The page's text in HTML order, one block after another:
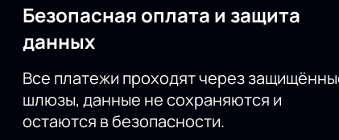
Безопасная оплата и защита
данных
Все платежи проходят через
шлюзы, данные не сохраняются и
остаются в безопасности.